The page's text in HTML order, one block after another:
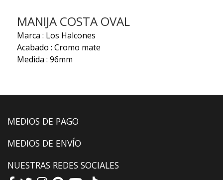
MANIJA COSTA OVAL
Marca : Los Halcones
Acabado : Cromo mate
Medida : 96mm
MEDIOS DE PAGO
MEDIOS DE ENVÍO
NUESTRAS REDES SOCIALES